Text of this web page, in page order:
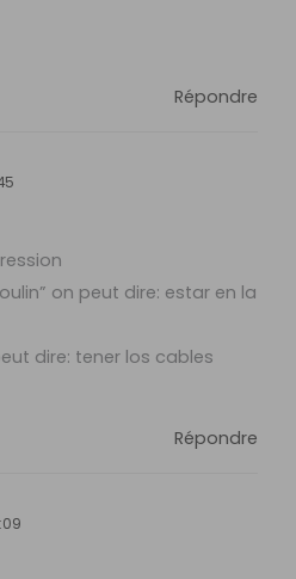
Répondre
on peut dire: estar en la
dire: tener los cables
Répondre